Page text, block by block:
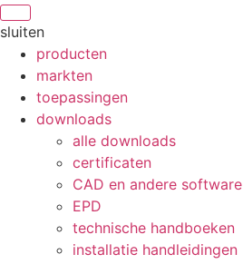
sluiten
producten
markten
toepassingen
downloads
alle downloads
certificaten
CAD en andere software
EPD
technische handboeken
installatie handleidingen